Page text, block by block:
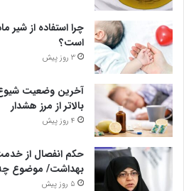
چرا استفاده از شیر
است؟
3 روز پیش
بالاتر از مرز هشدار
4 روز پیش
حکم انفصال از
بهداشت/ موضوع
5 روز پیش